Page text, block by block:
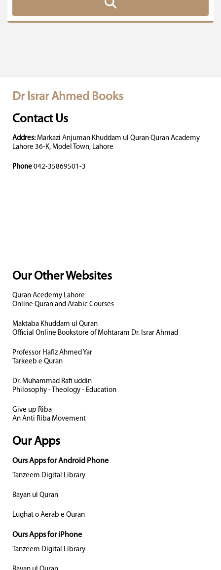
Dr Israr Ahmed Books
Contact Us
Addres: Markazi Anjuman Khuddam ul Quran Quran Academy
Lahore 36-K, Model Town, Lahore
Phone 042-35869501-3
Our Other Websites
Quran Acedemy Lahore
Online Quran and Arabic Courses
Maktaba Khuddam ul Quran
Official Online Bookstore of Mohtaram Dr. Israr Ahmad
Professor Hafiz Ahmed Yar
Tarkeeb e Quran
Dr. Muhammad Rafi uddin
Philosophy - Theology - Education
Give up Riba
An Anti Riba Movement
Our Apps
Ours Apps for Android Phone
Tanzeem Digital Library
Bayan ul Quran
Lughat o Aerab e Quran
Ours Apps for iPhone
Tanzeem Digital Library